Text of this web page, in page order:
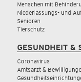
Menschen mit
Niederlassungs- und
Senioren
Tierschutz
GESUNDHEIT &
Coronavirus
Amtsarzt &